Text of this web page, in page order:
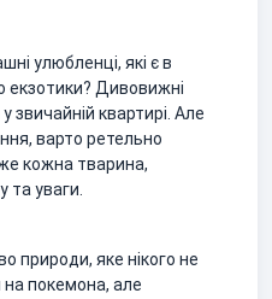
улюбленці, які є в
екзотики? Дивовижні
квартирі. Але
варто ретельно
кожна тварина,
та уваги.
природи, яке нікого не
покемона, але